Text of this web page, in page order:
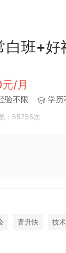
白班+好
/月
验不限 学历
：55755次
晋升快 技